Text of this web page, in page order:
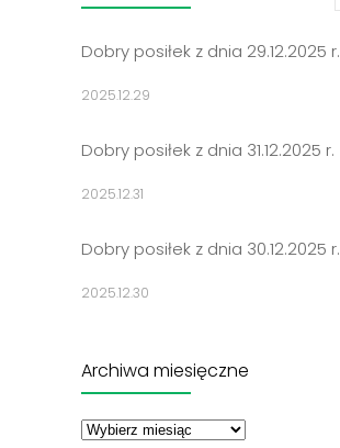
Dobry posiłek z dnia 29.12.2025 r.
2025.12.29
Dobry posiłek z dnia 31.12.2025 r.
2025.12.31
Dobry posiłek z dnia 30.12.2025 r.
2025.12.30
2024.12.27
Archiwa miesięczne
miesięczne